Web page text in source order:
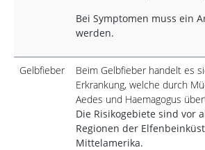
Bei Symptomen muss ein
werden.
Gelbfieber
Beim Gelbfieber handelt es
Erkrankung, welche durch
Aedes und Haemagogus
Die Risikogebiete sind vor
Regionen der
Mittelamerika.